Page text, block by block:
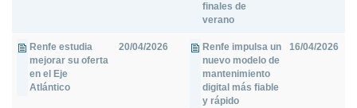
finales de
verano
Renfe estudia
mejorar su oferta
en el Eje
Atlántico
20/04/2026
Renfe impulsa un
nuevo modelo de
mantenimiento
digital más fiable
y rápido
16/04/2026